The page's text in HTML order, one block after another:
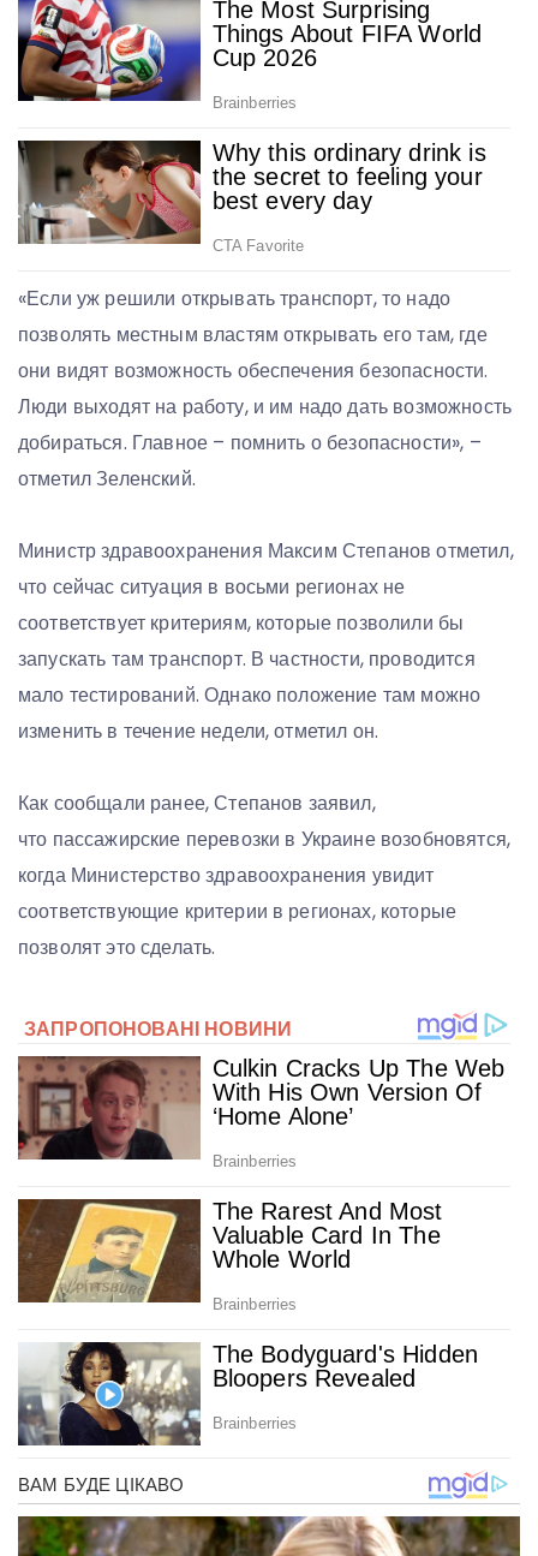
«Если уж решили открывать транспорт, то надо
позволять местным властям открывать его там, где
они видят возможность обеспечения безопасности.
Люди выходят на работу, и им надо дать возможность
добираться. Главное – помнить о безопасности», –
отметил Зеленский.
Министр здравоохранения Максим Степанов отметил,
что сейчас ситуация в восьми регионах не
соответствует критериям, которые позволили бы
запускать там транспорт. В частности, проводится
мало тестирований. Однако положение там можно
изменить в течение недели, отметил он.
Как сообщали ранее, Степанов заявил,
что пассажирские перевозки в Украине возобновятся,
когда Министерство здравоохранения увидит
соответствующие критерии в регионах, которые
позволят это сделать.